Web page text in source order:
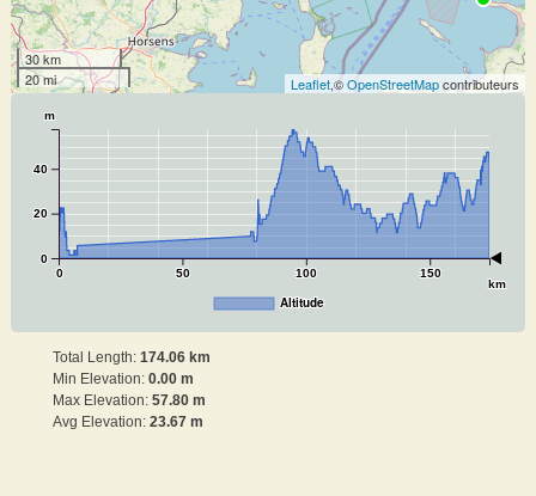
30 km
20 mi
Leaflet,©OpenStreetMapcontributeurs
0 50 100 150
km
0
20
40
m
Altitude
Total Length: 174.06 km
Min Elevation: 0.00 m
Max Elevation: 57.80 m
Avg Elevation: 23.67 m